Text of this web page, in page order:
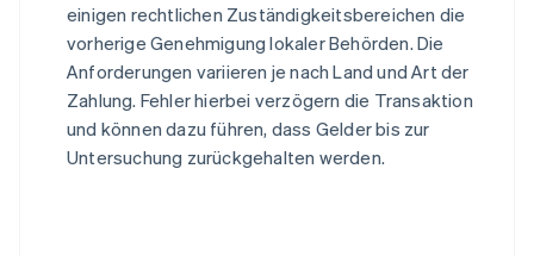
einigen rechtlichen Zuständigkeitsbereichen die
vorherige Genehmigung lokaler Behörden. Die
Anforderungen variieren je nach Land und Art der
Zahlung. Fehler hierbei verzögern die Transaktion
und können dazu führen, dass Gelder bis zur
Untersuchung zurückgehalten werden.